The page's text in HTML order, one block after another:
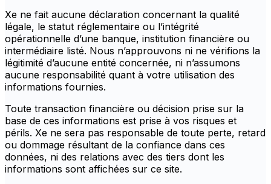
Xe ne fait aucune déclaration concernant la qualité
légale, le statut réglementaire ou l’intégrité
opérationnelle d’une banque, institution financière ou
intermédiaire listé. Nous n’approuvons ni ne vérifions la
légitimité d’aucune entité concernée, ni n’assumons
aucune responsabilité quant à votre utilisation des
informations fournies.
Toute transaction financière ou décision prise sur la
base de ces informations est prise à vos risques et
périls. Xe ne sera pas responsable de toute perte, retard
ou dommage résultant de la confiance dans ces
données, ni des relations avec des tiers dont les
informations sont affichées sur ce site.